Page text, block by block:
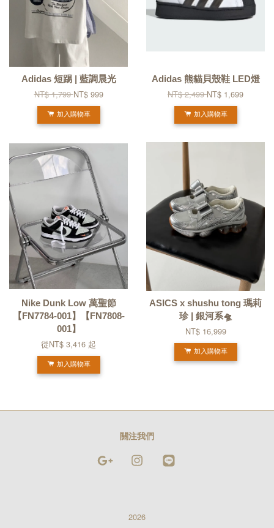
Adidas 短踢 | 藍調晨光
NT$ 1,799NT$ 999
加入購物車
Adidas 熊貓貝殼鞋 LED燈
NT$ 2,499NT$ 1,699
加入購物車
Nike Dunk Low 萬聖節
【FN7784-001】【FN7808-
001】
從NT$ 3,416 起
加入購物車
ASICS x shushu tong 瑪莉
珍 | 銀河系🛸
NT$ 16,999
加入購物車
關注我們
Google Instagram
2026